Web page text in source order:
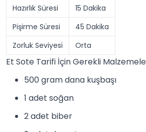
Hazırlık Süresi
15 Dakika
Pişirme Süresi
45 Dakika
Zorluk Seviyesi
Orta
Et Sote Tarifi İçin Gerekli
500 gram dana kuşbaşı
1 adet soğan
2 adet biber